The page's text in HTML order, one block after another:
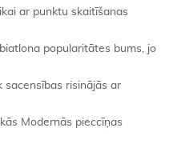
ar punktu skaitīšanas
popularitātes bums, jo
sacensības risinājās ar
Modernās pieccīņas